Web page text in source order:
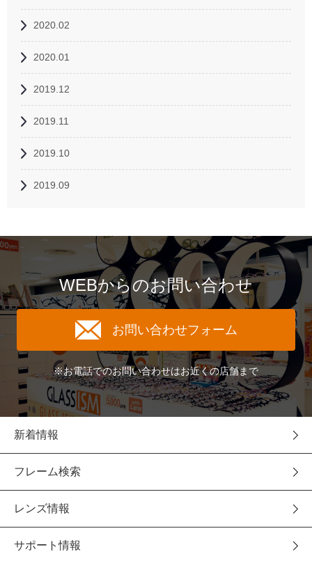
2020.02
2020.01
2019.12
2019.11
2019.10
2019.09
WEBからのお問い合わせ
お問い合わせフォーム
※お電話でのお問い合わせはお近くの店舗まで
新着情報
フレーム検索
レンズ情報
サポート情報